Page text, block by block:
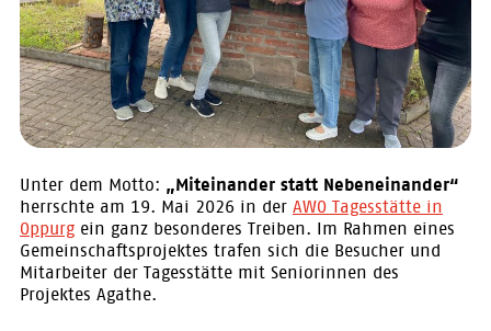
Unter dem Motto: „Miteinander statt Nebeneinander“
herrschte am 19. Mai 2026 in der AWO Tagesstätte in
Oppurg ein ganz besonderes Treiben. Im Rahmen eines
Gemeinschaftsprojektes trafen sich die Besucher und
Mitarbeiter der Tagesstätte mit Seniorinnen des
Projektes Agathe.